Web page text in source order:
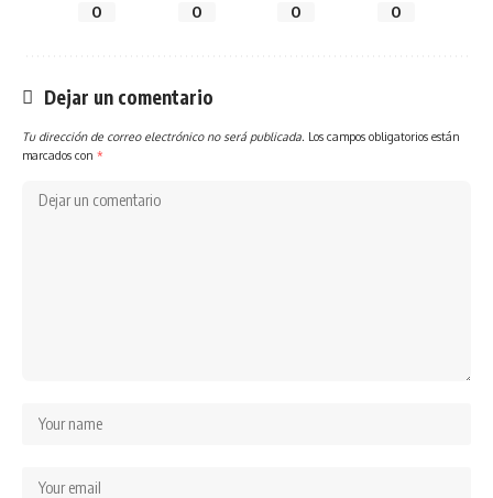
0 0 0 0
Dejar un comentario
Tu dirección de correo electrónico no será publicada. Los campos obligatorios están
marcados con *